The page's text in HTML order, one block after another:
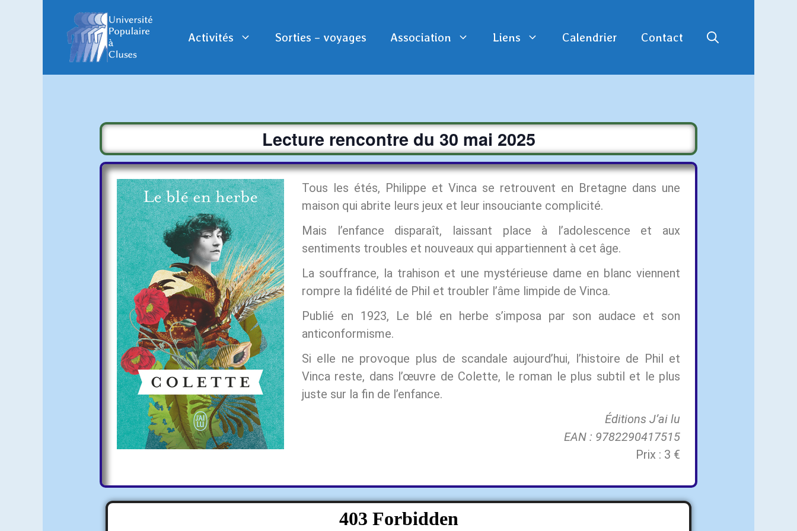
Activités Sorties – voyages Association Liens Calendrier Contact
Lecture rencontre du 30 mai 2025
Tous les étés, Philippe et Vinca se retrouvent en Bretagne dans une
maison qui abrite leurs jeux et leur insouciante complicité.
Mais l’enfance disparaît, laissant place à l’adolescence et aux
sentiments troubles et nouveaux qui appartiennent à cet âge.
La souffrance, la trahison et une mystérieuse dame en blanc viennent
rompre la fidélité de Phil et troubler l’âme limpide de Vinca.
Publié en 1923, Le blé en herbe s’imposa par son audace et son
anticonformisme.
Si elle ne provoque plus de scandale aujourd’hui, l’histoire de Phil et
Vinca reste, dans l’œuvre de Colette, le roman le plus subtil et le plus
juste sur la fin de l’enfance.
Éditions J’ai lu
EAN : 9782290417515
Prix : 3 €